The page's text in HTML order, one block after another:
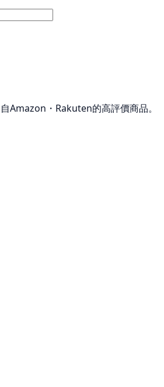
Amazon・Rakuten的高評價商品。